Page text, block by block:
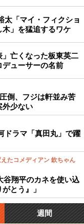
太「マイ・フィクショ
」を猛追するワケ
」亡くなった板東英二
デューサーの名前
倒、フジは軒並み苦
少ない
ドラマ「真田丸」で躍
たコメディアン 欽ちゃん
翔平のカネを使い込
とう』」
週間